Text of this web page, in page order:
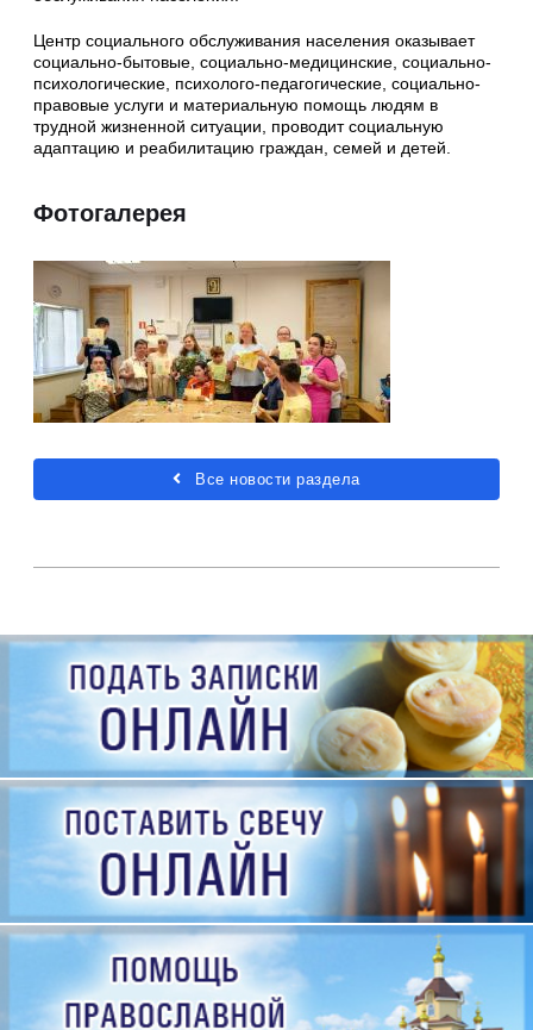
Центр социального обслуживания населения оказывает
социально-бытовые, социально-медицинские, социально-
психологические, психолого-педагогические, социально-
правовые услуги и материальную помощь людям в
трудной жизненной ситуации, проводит социальную
адаптацию и реабилитацию граждан, семей и детей.
Фотогалерея
Все новости раздела